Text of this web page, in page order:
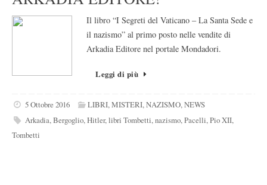
Il libro “I Segreti del Vaticano – La Santa Sede e
il nazismo” al primo posto nelle vendite di
Arkadia Editore nel portale Mondadori.
Leggi di più
5 Ottobre 2016 LIBRI,MISTERI,NAZISMO,NEWS
Arkadia,Bergoglio,Hitler,libri Tombetti,nazismo,Pacelli,Pio XII,
Tombetti